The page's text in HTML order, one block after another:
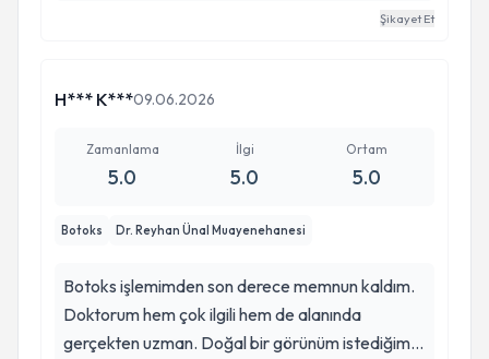
Şikayet Et
H*** K***09.06.2026
Zamanlama
5.0
İlgi
5.0
Ortam
5.0
Botoks Dr. Reyhan Ünal Muayenehanesi
Botoks işlemimden son derece memnun kaldım.
Doktorum hem çok ilgili hem de alanında
gerçekten uzman. Doğal bir görünüm istediğimi